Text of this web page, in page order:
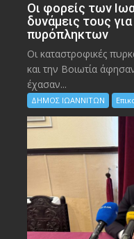
Οι φορείς των
δυνάμεις τους
πυρόπληκτων
Οι καταστροφικές
και την Bοιωτία
έχασαν...
ΔΗΜΟΣ ΙΩΑΝΝΙΤΩΝ